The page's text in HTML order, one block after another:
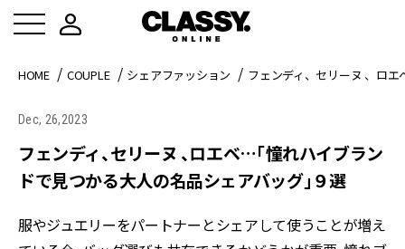
HOME COUPLE シェアファッション フェンディ、セリーヌ 、ロ
Dec, 26,2023
フェンディ、セリーヌ 、ロエベ…「憧れハイブラン
ドで見つかる大人の名品シェアバッグ」９選
服やジュエリーをパートナーとシェアして使うことが増え